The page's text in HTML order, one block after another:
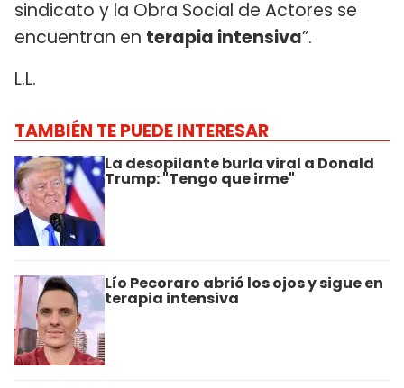
sindicato y la Obra Social de Actores se
encuentran en terapia intensiva”.
L.L.
TAMBIÉN TE PUEDE INTERESAR
La desopilante burla viral a Donald
Trump: "Tengo que irme"
Lío Pecoraro abrió los ojos y sigue en
terapia intensiva